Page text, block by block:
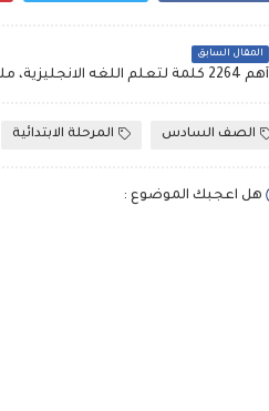
المقال السابق
أهم 2264 كلمة لتعلم اللغه الانجليزية، ملف اكسل مجانى
الصف السادس المرحلة الابتدائية
هل اعجبك الموضوع :